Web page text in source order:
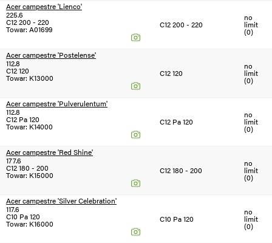
Acer campestre 'Lienco'
225.6
C12 200 - 220
Towar: A01699 C12 200 - 220
no
limit
(0)
Acer campestre 'Postelense'
112.8
C12 120
Towar: K13000 C12 120
no
limit
(0)
Acer campestre 'Pulverulentum'
112.8
C12 Pa 120
Towar: K14000 C12 Pa 120
no
limit
(0)
Acer campestre 'Red Shine'
177.6
C12 180 - 200
Towar: K15000 C12 180 - 200
no
limit
(0)
Acer campestre 'Silver Celebration'
117.6
C10 Pa 120
Towar: K16000 C10 Pa 120
no
limit
(0)